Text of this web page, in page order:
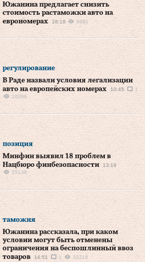
Южанина предлагает снизить
стоимость растаможки авто на
еврономерах
18:18 9981
регулирование
В Раде назвали условия легализации
авто на европейских номерах
10:45
1
10286
позиция
Минфин выявил 18 проблем в
Нацбюро финбезопасности
13:19
25138
таможня
Южанина рассказала, при каком
условии могут быть отменены
ограничения на беспошлинный ввоз
товаров
14:51 1 33218